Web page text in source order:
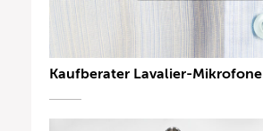
Kaufberater Lavalier-Mikrofone